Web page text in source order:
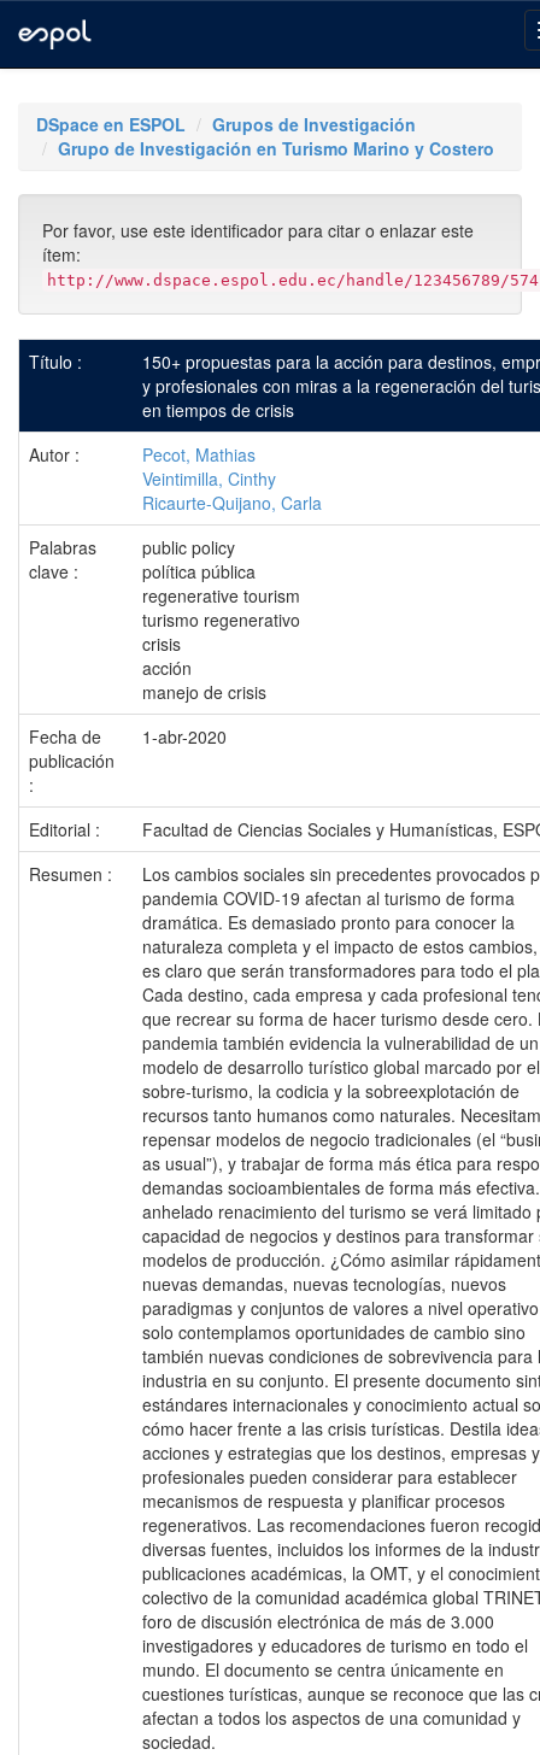
navigationDSpace en ESPOL
Grupos de Investigación
Grupo de Investigación en Turismo Marino y Costero
Por favor, use este identificador para citar o enlazar este
ítem:
http://www.dspace.espol.edu.ec/handle/123456789/
Título :
150+ propuestas para la acción para destinos,
y profesionales con miras a la regeneración del
en tiempos de crisis
Autor :
Pecot, Mathias
Veintimilla, Cinthy
Ricaurte-Quijano, Carla
Palabras
clave :
public policy
política pública
regenerative tourism
turismo regenerativo
crisis
acción
manejo de crisis
Fecha de
publicación
:
1-abr-2020
Editorial :
Facultad de Ciencias Sociales y Humanísticas,
Resumen :
Los cambios sociales sin precedentes provocados
pandemia COVID-19 afectan al turismo de forma
dramática. Es demasiado pronto para conocer la
naturaleza completa y el impacto de estos
es claro que serán transformadores para todo el
Cada destino, cada empresa y cada profesional
que recrear su forma de hacer turismo desde cero.
pandemia también evidencia la vulnerabilidad de un
modelo de desarrollo turístico global marcado por el
sobre-turismo, la codicia y la sobreexplotación de
recursos tanto humanos como naturales.
repensar modelos de negocio tradicionales (el
as usual”), y trabajar de forma más ética para
demandas socioambientales de forma más
anhelado renacimiento del turismo se verá limitado
capacidad de negocios y destinos para transformar
modelos de producción. ¿Cómo asimilar
nuevas demandas, nuevas tecnologías, nuevos
paradigmas y conjuntos de valores a nivel
solo contemplamos oportunidades de cambio sino
también nuevas condiciones de sobrevivencia para
industria en su conjunto. El presente documento
estándares internacionales y conocimiento actual
cómo hacer frente a las crisis turísticas. Destila
acciones y estrategias que los destinos, empresas y
profesionales pueden considerar para establecer
mecanismos de respuesta y planificar procesos
regenerativos. Las recomendaciones fueron
diversas fuentes, incluidos los informes de la
publicaciones académicas, la OMT, y el
colectivo de la comunidad académica global
foro de discusión electrónica de más de 3.000
investigadores y educadores de turismo en todo el
mundo. El documento se centra únicamente en
cuestiones turísticas, aunque se reconoce que las
afectan a todos los aspectos de una comunidad y
sociedad.